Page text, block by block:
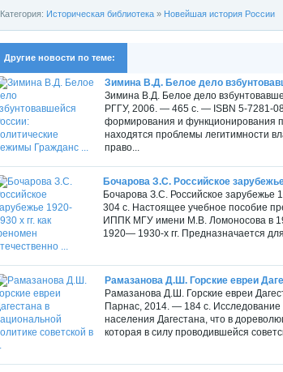
Категория: Историческая библиотека » Новейшая история России
Другие новости по теме:
Зимина В.Д. Белое дело
Зимина В.Д. Белое дело
РГГУ, 2006. — 465 с. — ISBN 5-7281-
формирования и функционирования
находятся проблемы легитимности
право...
Бочарова З.С. Российское
Бочарова З.С. Российское зарубежье
304 с. Настоящее учебное пособие
ИППК МГУ имени М.В. Ломоносова в
1920— 1930-х гг. Предназначается
Рамазанова Д.Ш. Горские евреи
Рамазанова Д.Ш. Горские евреи
Парнас, 2014. — 184 с. Исследование
населения Дагестана, что в
которая в силу проводившейся